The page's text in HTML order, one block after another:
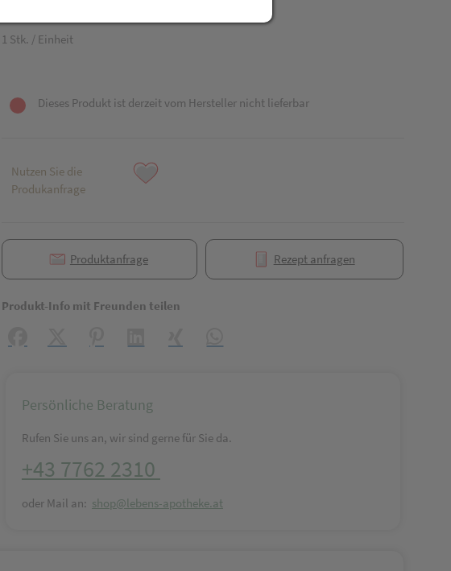
15,95 EUR
1 Stk. / Einheit
Dieses Produkt ist derzeit vom Hersteller nicht lieferbar
Nutzen Sie die
Produkanfrage
Produktanfrage Rezept anfragen
Produkt-Info mit Freunden teilen
Persönliche Beratung
Rufen Sie uns an, wir sind gerne für Sie da.
+43 7762 2310
oder Mail an: shop@lebens-apotheke.at